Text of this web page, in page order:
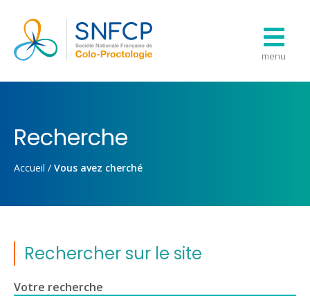
menu
Recherche
Accueil / Vous avez cherché
Rechercher sur le site
Votre recherche